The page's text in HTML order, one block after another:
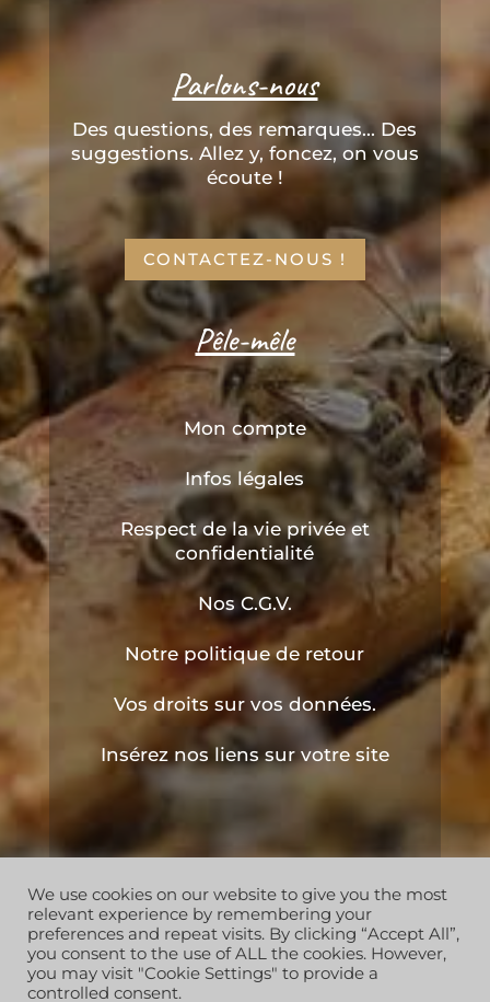
Parlons-nous
Des questions, des remarques... Des
suggestions. Allez y, foncez, on vous
écoute !
CONTACTEZ-NOUS !
Pêle-mêle
Mon compte
Infos légales
Respect de la vie privée et
confidentialité
Nos C.G.V.
Notre politique de retour
Vos droits sur vos données.
Insérez nos liens sur votre site
Copyright © 2019 les ruchers de l'apiculteur . Tous
droits réservés
We use cookies on our website to give you the most
relevant experience by remembering your
preferences and repeat visits. By clicking “Accept All”,
you consent to the use of ALL the cookies. However,
you may visit "Cookie Settings" to provide a
controlled consent.